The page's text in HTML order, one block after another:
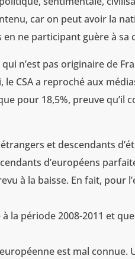
car on peut avoir la
ne participant guère à sa
n’est pas originaire de
CSA a reproché aux
pour 18,5%, preuve qu’il
étrangers et descendants
d’européens
à la baisse. En fait, pour
la période 2008-2011 et
est mal